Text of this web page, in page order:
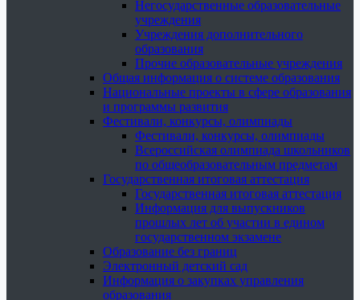
Негосударственные образовательные
учреждения
Учреждения дополнительного
образования
Прочие образовательные учреждения
Общая информация о системе образования
Национальные проекты в сфере образования
и программы развития
Фестивали, конкурсы, олимпиады
Фестивали, конкурсы, олимпиады
Всероссийская олимпиада школьников
по общеобразовательным предметам
Государственная итоговая аттестация
Государственная итоговая аттестация
Информация для выпускников
прошлых лет об участии в едином
государственном экзамене
Образование без границ
Электронный детский сад
Информация о закупках управления
образования